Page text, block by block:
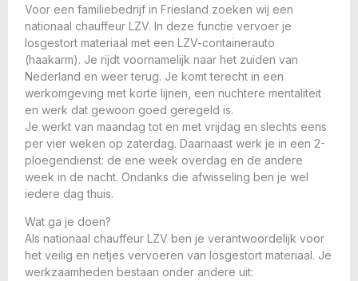
Voor een familiebedrijf in Friesland zoeken wij een
nationaal chauffeur LZV. In deze functie vervoer je
losgestort materiaal met een LZV-containerauto
(haakarm). Je rijdt voornamelijk naar het zuiden van
Nederland en weer terug. Je komt terecht in een
werkomgeving met korte lijnen, een nuchtere mentaliteit
en werk dat gewoon goed geregeld is.
Je werkt van maandag tot en met vrijdag en slechts eens
per vier weken op zaterdag. Daarnaast werk je in een 2-
ploegendienst: de ene week overdag en de andere
week in de nacht. Ondanks die afwisseling ben je wel
iedere dag thuis.
Wat ga je doen?
Als nationaal chauffeur LZV ben je verantwoordelijk voor
het veilig en netjes vervoeren van losgestort materiaal. Je
werkzaamheden bestaan onder andere uit: